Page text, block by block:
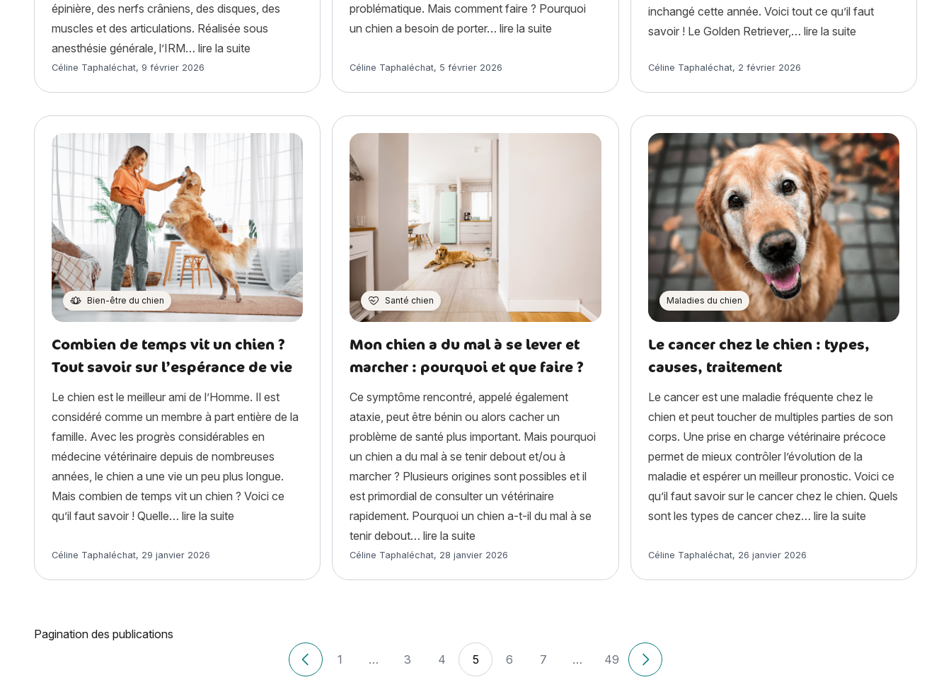
épinière, des nerfs crâniens, des disques, des
muscles et des articulations. Réalisée sous
anesthésie générale, l’IRM… lire la suite
Article rédigé par
Céline Taphaléchat, 9 février 2026
problématique. Mais comment faire ? Pourquoi
un chien a besoin de porter…lire la suite « Mon chien ne supporte pas la collerette : que faire ? »
Article rédigé par
Céline Taphaléchat, 5 février 2026
inchangé cette année. Voici tout ce qu’il faut
savoir ! Le Golden Retriever,… lire la suite« 2025 : le chien
Article rédigé par
Céline Taphaléchat, 2 février 2026
Bien-être du chien
Combien de temps vit un chien ?
Tout savoir sur l’espérance de vie
Le chien est le meilleur ami de l’Homme. Il est
considéré comme un membre à part entière de la
famille. Avec les progrès considérables en
médecine vétérinaire depuis de nombreuses
années, le chien a une vie un peu plus longue.
Mais combien de temps vit un chien ? Voici ce
qu’il faut savoir ! Quelle… lire la suite « Combien de temps vit un chien ? Tout savoir sur l’espérance de vie »
Article rédigé par
Céline Taphaléchat, 29 janvier 2026
Santé chien
Mon chien a du mal à se lever et
marcher : pourquoi et que faire ?
Ce symptôme rencontré, appelé également
ataxie, peut être bénin ou alors cacher un
problème de santé plus important. Mais pourquoi
un chien a du mal à se tenir debout et/ou à
marcher ? Plusieurs origines sont possibles et il
est primordial de consulter un vétérinaire
rapidement. Pourquoi un chien a-t-il du mal à se
tenir debout…lire la suite
Article rédigé par
Céline Taphaléchat, 28 janvier 2026
Maladies du chien
Le cancer chez le chien : types,
causes, traitement
Le cancer est une maladie fréquente chez le
chien et peut toucher de multiples parties de son
corps. Une prise en charge vétérinaire précoce
permet de mieux contrôler l’évolution de la
maladie et espérer un meilleur pronostic. Voici ce
qu’il faut savoir sur le cancer chez le chien. Quels
sont les types de cancer chez… lire la suite« Le cancer
Article rédigé par
Céline Taphaléchat, 26 janvier 2026
Pagination des publications
Articles plus récents
1 … 3 4 5 6 7 … 49
Anciens articles